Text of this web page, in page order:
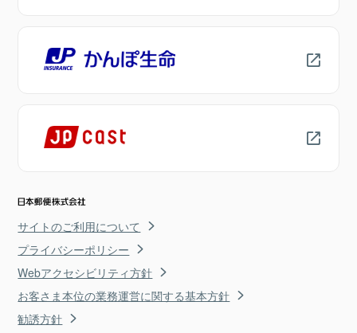
サイトのご利用について
プライバシーポリシー
Webアクセシビリティ方針
お客さま本位の業務運営に関する基本方針
勧誘方針